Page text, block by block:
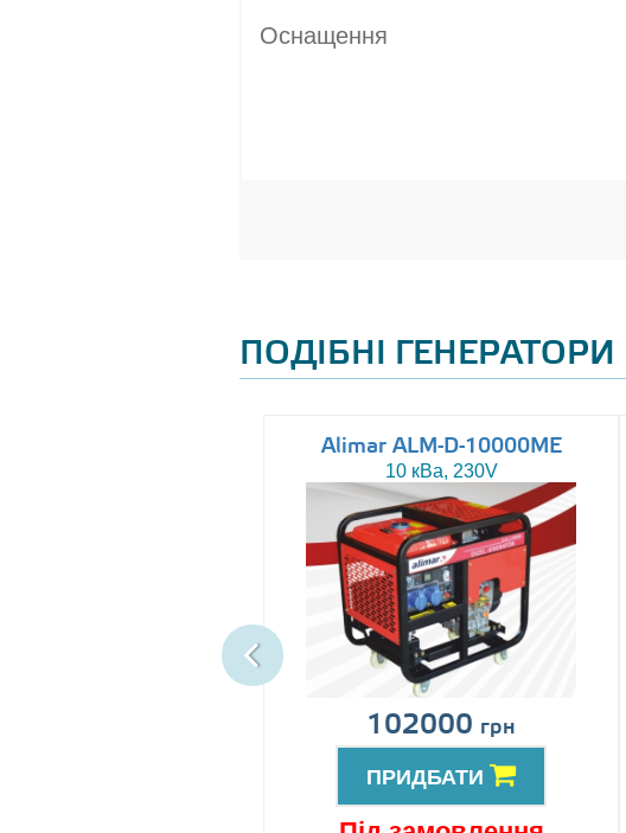
Оснащення
ПОДІБНІ ГЕНЕРАТОРИ
Alimar ALM-D-10000ME
10 кВа, 230V
102000 грн
ПРИДБАТИ